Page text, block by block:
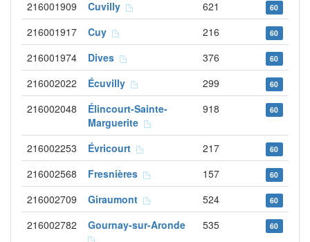
216001909 Cuvilly 621 60
216001917 Cuy 216 60
216001974 Dives 376 60
216002022 Écuvilly 299 60
216002048
Élincourt-Sainte-
Marguerite
918 60
216002253 Évricourt 217 60
216002568 Fresnières 157 60
216002709 Giraumont 524 60
216002782 Gournay-sur-Aronde 535 60